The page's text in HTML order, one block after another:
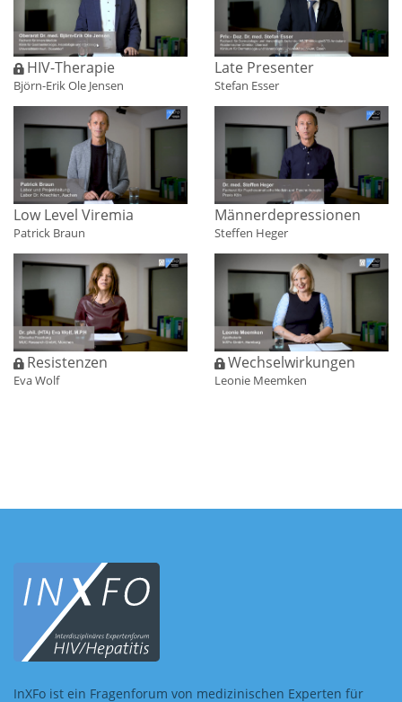
HIV-Therapie
Björn-Erik Ole Jensen
Late Presenter
Stefan Esser
Low Level Viremia
Patrick Braun
Männer­depressionen
Steffen Heger
Resistenzen
Eva Wolf
Wechselwirkungen
Leonie Meemken
InXFo ist ein Fragenforum von medizinischen Experten für